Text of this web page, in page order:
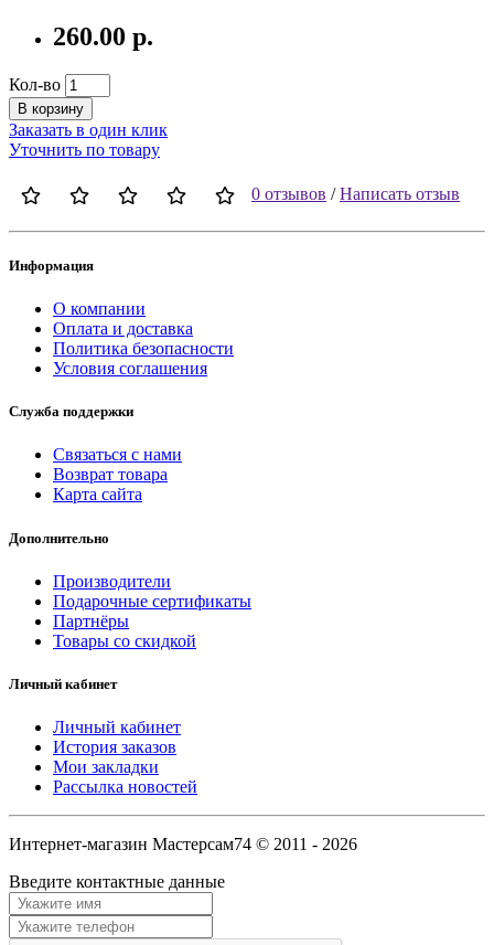
260.00 р.
Кол-во
В корзину
Заказать в один клик
Уточнить по товару
0 отзывов /Написать отзыв
Информация
О компании
Оплата и доставка
Политика безопасности
Условия соглашения
Служба поддержки
Связаться с нами
Возврат товара
Карта сайта
Дополнительно
Производители
Подарочные сертификаты
Партнёры
Товары со скидкой
Личный кабинет
Личный кабинет
История заказов
Мои закладки
Рассылка новостей
Интернет-магазин Мастерсам74 © 2011 - 2026
Введите контактные данные